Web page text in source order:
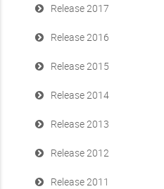
Release 2017
Release 2016
Release 2015
Release 2014
Release 2013
Release 2012
Release 2011